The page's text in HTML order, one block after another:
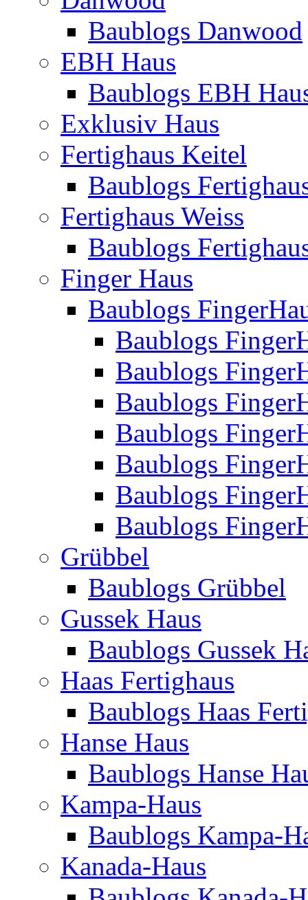
Baublogs Danwood
EBH Haus
Baublogs EBH
Exklusiv Haus
Fertighaus Keitel
Baublogs
Fertighaus Weiss
Baublogs
Finger Haus
Baublogs
Baublogs
Baublogs
Baublogs
Baublogs
Baublogs
Baublogs
Baublogs
Grübbel
Baublogs Grübbel
Gussek Haus
Baublogs Gussek
Haas Fertighaus
Baublogs Haas
Hanse Haus
Baublogs Hanse
Kampa-Haus
Baublogs Kampa-
Kanada-Haus